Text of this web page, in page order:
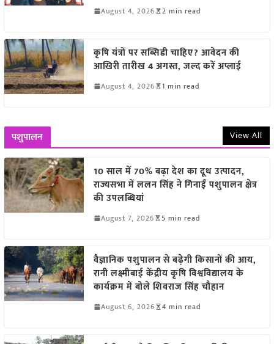
August 4, 2026 2 min read
कृषि यंत्रों पर सब्सिडी चाहिए? आवेदन की
आखिरी तारीख 4 अगस्त, जल्द करें अप्लाई
August 4, 2026 1 min read
पशुपालन View All
10 साल में 70% बढ़ा देश का दूध उत्पादन,
राज्यसभा में ललन सिंह ने गिनाईं पशुपालन क्षेत्र
की उपलब्धियां
August 7, 2026 5 min read
वैज्ञानिक पशुपालन से बढ़ेगी किसानों की आय,
रानी लक्ष्मीबाई केंद्रीय कृषि विश्वविद्यालय के
कार्यक्रम में बोले शिवराज सिंह चौहान
August 6, 2026 4 min read